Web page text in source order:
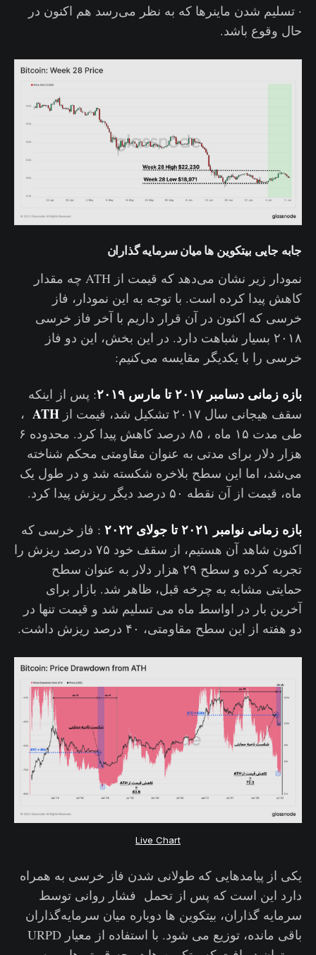
· تسلیم شدن ماینرها که به نظر می‌رسد هم اکنون در
حال وقوع باشد.
جابه جایی بیتکوین ها میان سرمایه گذاران
نمودار زیر نشان می‌دهد که قیمت از ATH چه مقدار
کاهش پیدا کرده است. با توجه به این نمودار، فاز
خرسی که اکنون در آن قرار داریم با آخر فاز خرسی
۲۰۱۸ بسیار شباهت دارد. در این بخش، این دو فاز
خرسی را با یکدیگر مقایسه می‌کنیم:
بازه زمانی دسامبر ۲۰۱۷ تا مارس ۲۰۱۹
: پس از اینکه
سقف هیجانی سال ۲۰۱۷ تشکیل شد، قیمت از
ATH ،
طی مدت ۱۵ ماه ، ۸۵ درصد کاهش پیدا کرد. محدوده ۶
هزار دلار برای مدتی به عنوان مقاومتی محکم شناخته
می‌شد، اما این سطح بلاخره شکسته شد و در طول یک
ماه، قیمت از آن نقطه ۵۰ درصد دیگر ریزش پیدا کرد.
بازه زمانی نوامبر ۲۰۲۱ تا جولای ۲۰۲۲
: فاز خرسی که
اکنون شاهد آن هستیم، از سقف خود ۷۵ درصد ریزش را
تجربه کرده و سطح ۲۹ هزار دلار به عنوان سطح
حمایتی مشابه به چرخه قبل، ظاهر شد. بازار برای
آخرین بار در اواسط ماه می تسلیم شد و قیمت تنها در
دو هفته از این سطح مقاومتی، ۴۰ درصد ریزش داشت.
Live Chart
یکی از پیامدهایی که طولانی شدن فاز خرسی به همراه
دارد این است که پس از تحمل فشار روانی توسط
سرمایه گذاران، بیتکوین ها دوباره میان سرمایه‌گذاران
باقی مانده، توزیع می شود. با استفاده از معیار URPD